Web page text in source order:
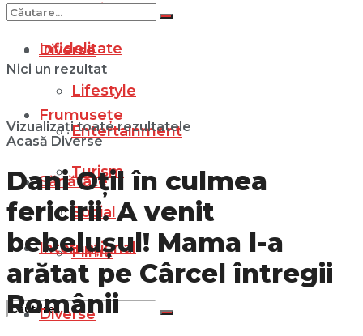
Internațional
Diverse
Lifestyle
Entertainment
Turism
Social
Filme
Infidelitate
Frumusețe
Sănătate
Internațional
Diverse
Nici un rezultat
Vizualizați toate rezultatele
Acasă Diverse
Dani Oțil în culmea
fericirii. A venit
bebelușul! Mama l-a
arătat pe Cârcel întregii
Românii